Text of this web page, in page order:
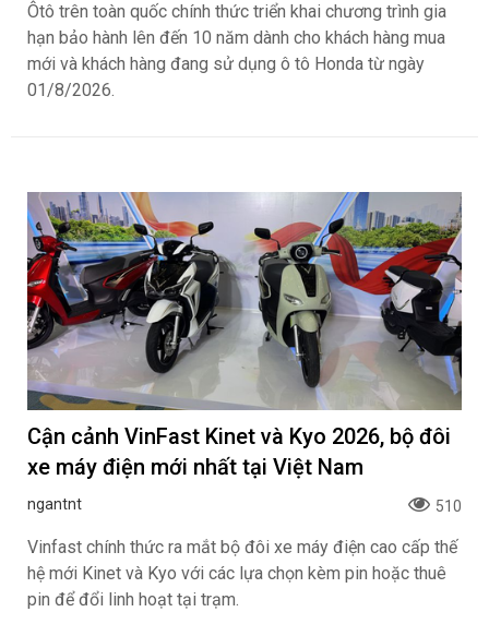
Ôtô trên toàn quốc chính thức triển khai chương trình gia
hạn bảo hành lên đến 10 năm dành cho khách hàng mua
mới và khách hàng đang sử dụng ô tô Honda từ ngày
01/8/2026.
Cận cảnh VinFast Kinet và Kyo 2026, bộ đôi
xe máy điện mới nhất tại Việt Nam
ngantnt 510
Vinfast chính thức ra mắt bộ đôi xe máy điện cao cấp thế
hệ mới Kinet và Kyo với các lựa chọn kèm pin hoặc thuê
pin để đổi linh hoạt tại trạm.